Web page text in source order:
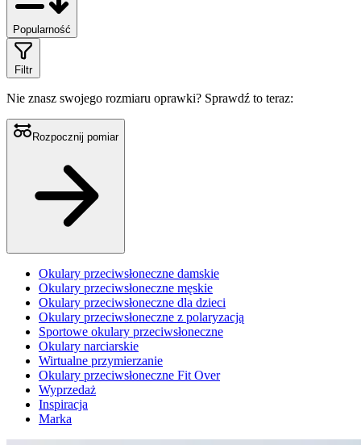
Popularność
Filtr
Nie znasz swojego rozmiaru oprawki? Sprawdź to teraz:
Rozpocznij pomiar
Okulary przeciwsłoneczne damskie
Okulary przeciwsłoneczne męskie
Okulary przeciwsłoneczne dla dzieci
Okulary przeciwsłoneczne z polaryzacją
Sportowe okulary przeciwsłoneczne
Okulary narciarskie
Wirtualne przymierzanie
Okulary przeciwsłoneczne Fit Over
Wyprzedaż
Inspiracja
Marka